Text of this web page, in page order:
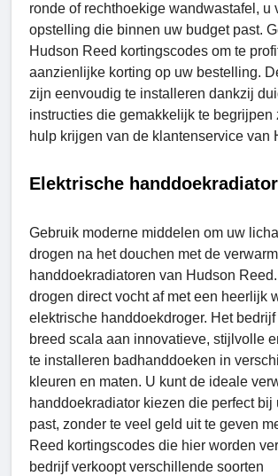
ronde of rechthoekige wandwastafel, u
opstelling die binnen uw budget past.
Hudson Reed kortingscodes om te
aanzienlijke korting op uw bestelling.
zijn eenvoudig te installeren dankzij
instructies die gemakkelijk te begrijpen
hulp krijgen van de klantenservice van
Elektrische
Gebruik moderne middelen om uw
drogen na het douchen met de
handdoekradiatoren van Hudson
drogen direct vocht af met een heerlijk
elektrische handdoekdroger. Het
breed scala aan innovatieve, stijlvolle
te installeren badhanddoeken in
kleuren en maten. U kunt de ideale
handdoekradiator kiezen die perfect bij
past, zonder te veel geld uit te geven
Reed kortingscodes die hier worden
bedrijf verkoopt verschillende soorten